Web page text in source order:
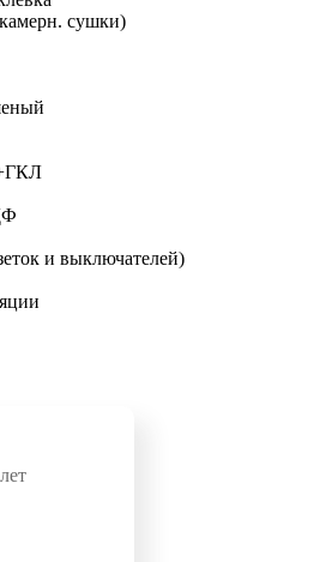
сушки)
и выключателей)